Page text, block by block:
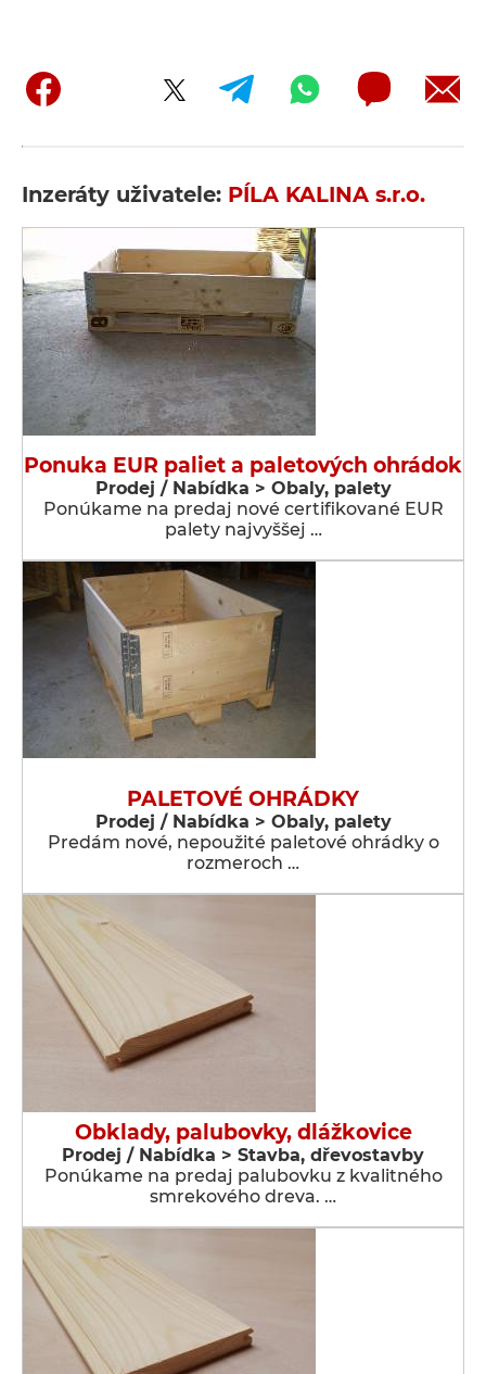
Inzeráty uživatele: PÍLA KALINA s.r.o.
Ponuka EUR paliet a paletových ohrádok
Prodej / Nabídka > Obaly, palety
Ponúkame na predaj nové certifikované EUR
palety najvyššej …
PALETOVÉ OHRÁDKY
Prodej / Nabídka > Obaly, palety
Predám nové, nepoužité paletové ohrádky o
rozmeroch …
Obklady, palubovky, dlážkovice
Prodej / Nabídka > Stavba, dřevostavby
Ponúkame na predaj palubovku z kvalitného
smrekového dreva. …